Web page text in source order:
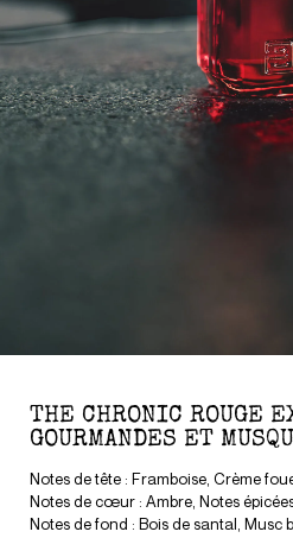
THE CHRONIC ROUGE
GOURMANDES ET
Notes de tête : Framboise, Crème
Notes de cœur : Ambre, Notes
Notes de fond : Bois de santal, Musc